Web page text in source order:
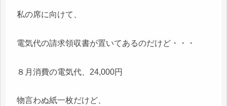
私の席に向けて、
電気代の請求領収書が置いてあるのだけど・・・
８月消費の電気代、24,000円
物言わぬ紙一枚だけど、